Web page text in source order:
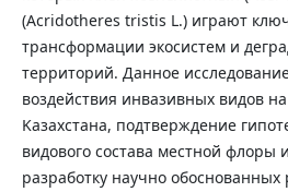
(Acridotheres tristis L.) играют
трансформации экосистем и
территорий. Данное
воздействия инвазивных видов
Kазахстана, подтверждение
видового состава местной флоры
разработку научно